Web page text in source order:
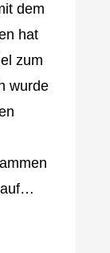
dem
hat
zum
wurde